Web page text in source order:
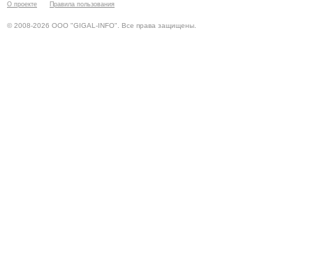
О проекте Правила пользования
© 2008-2026 ООО "GIGAL-INFO". Все права защищены.